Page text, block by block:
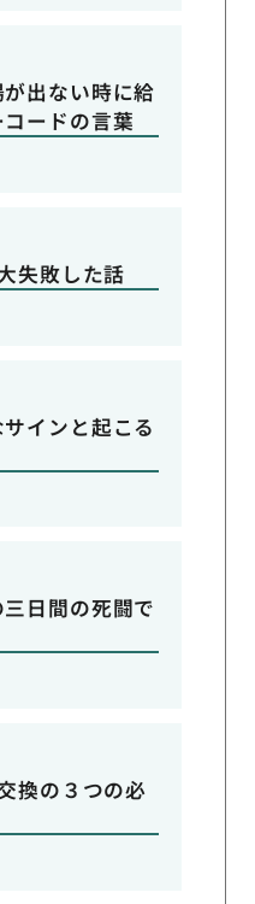
出ない時に給
ードの言葉
失敗した話
インと起こる
日間の死闘で
換の３つの必